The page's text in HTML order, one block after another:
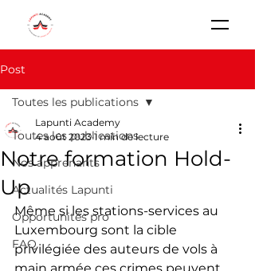
Post
Toutes les publications
Nos apprenants
Actualités Lapunti
Opportunités pro
FAQ
Toutes les publications
Notre formation Hold-
Up
Lapunti Academy
4 août 2023 1 min de lecture
Même si les stations-services au
Luxembourg sont la cible
privilégiée des auteurs de vols à